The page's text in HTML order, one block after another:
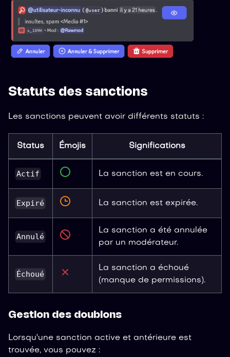
Statuts des sanctions
Les sanctions peuvent avoir différents statuts :
Status Émojis Significations
Actif La sanction est en cours.
Expiré La sanction est expirée.
Annulé
La sanction a été annulée
par un modérateur.
Échoué
La sanction a échoué
(manque de permissions).
Gestion des doublons
Lorsqu'une sanction active et antérieure est
trouvée, vous pouvez :